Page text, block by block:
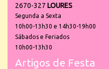
2670-327 LOURES
Segunda a Sexta
10h00-13h30 e 14h30-19h00
Sábados e Feriados
10h00-13h30
Artigos de Festa